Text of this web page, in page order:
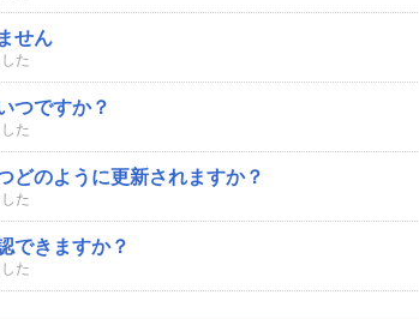
せん
た
つですか？
た
どのように更新されますか？
た
できますか？
た